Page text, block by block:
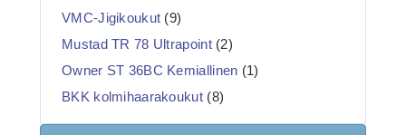
VMC-Jigikoukut (9)
Mustad TR 78 Ultrapoint(2)
Owner ST 36BC Kemiallinen (1)
BKK kolmihaarakoukut(8)